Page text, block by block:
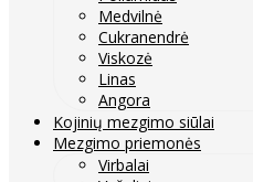
Medvilnė
Cukranendrė
Viskozė
Linas
Angora
Kojinių mezgimo siūlai
Mezgimo priemonės
Virbalai